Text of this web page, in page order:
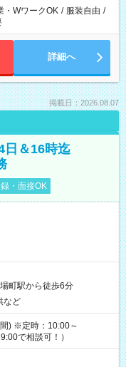
・WワークOK / 服装自由 /
詳細へ
掲載日：2026.08.07
日＆16時迄
・面接OK
町駅から徒歩6分
など
) ※定時：10:00～
で相談可！）